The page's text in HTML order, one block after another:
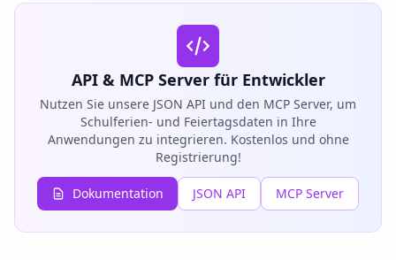
API & MCP Server für Entwickler
Nutzen Sie unsere JSON API und den MCP Server, um
Schulferien- und Feiertagsdaten in Ihre
Anwendungen zu integrieren. Kostenlos und ohne
Registrierung!
Dokumentation JSON API MCP Server